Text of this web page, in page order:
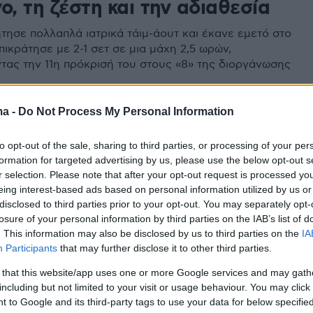
- Do Not Process My Personal Information
opt-out of the sale, sharing to third parties, or processing of your
for targeted advertising by us, please use the below opt-out
selection. Please note that after your opt-out request is processed
interest-based ads based on personal information utilized by us
to third parties prior to your opt-out. You may separately
of your personal information by third parties on the IAB’s list of
This information may also be disclosed by us to third parties on the
Participants that may further disclose it to other third parties.
that this website/app uses one or more Google services and may
but not limited to your visit or usage behaviour. You may
to Google and its third-party tags to use your data for below
τη ζέστη και την αδιαθεσία
πολλαπλά ιατρικά τάιμ-άουτ και έκανε εμετό στο
με 2-1 σετ σε μια μάχη 2,5 ωρών,
την 11η πρόκρισή του στους «8» της διοργάνωσης
απέκλεισε με 6-0,6-2 τον Ισπανό Χάουμε
στους "16" στο Barcelona Open -
ο Αυστραλός Άλεξ Ντε Μινόρ
Garros: Ο Τσιτσιπάς χτύπησε
τον Μουνάρ και ζήτησε
1